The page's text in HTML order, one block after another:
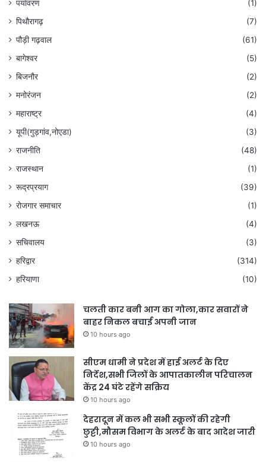
पर्यावरण
(1)
पिथौरागढ़
(7)
पौड़ी गढ़वाल
(61)
बागेश्वर
(5)
बिजनौर
(2)
मनोरंजन
(2)
महाराष्ट्र
(4)
यूपी(गुड़गांव,नोएडा)
(3)
राजनीति
(48)
राजस्थान
(1)
रूद्रप्रयाग
(39)
रोजगार समाचार
(1)
लखनऊ
(4)
सचिवालय
(3)
हरिद्वार
(314)
हरियाणा
(10)
चलती कार बनी आग का गोला,कार सवारों ने
बाहर निकल बचाई अपनी जान
10 hours ago
सीएम धामी ने प्रदेश में हाई अलर्ट के दिए
निर्देश,सभी जिलों के आपातकालीन परिचालन
केंद्र 24 घंटे रहेंगे सक्रिय
10 hours ago
देहरादून में कल भी सभी स्कूलों की रहेगी
छुट्टी,मौसम विभाग के अलर्ट के बाद आदेश जारी
10 hours ago